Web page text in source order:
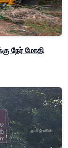
நேர் மோதி